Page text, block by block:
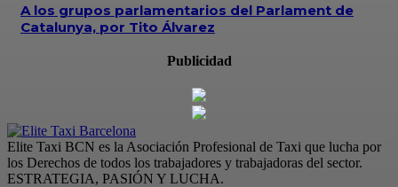
A los grupos parlamentarios del Parlament de
Catalunya, por Tito Álvarez
Publicidad
Elite Taxi BCN es la Asociación Profesional de Taxi que lucha por
los Derechos de todos los trabajadores y trabajadoras del sector.
ESTRATEGIA, PASIÓN Y LUCHA.